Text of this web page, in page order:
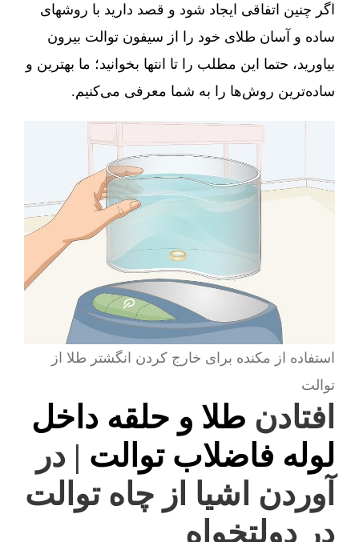
اگر چنین اتفاقی ایجاد شود و قصد دارید با روشهای
ساده و آسان طلای خود را از سیفون توالت بیرون
بیاورید، حتما این مطلب را تا انتها بخوانید؛ ما بهترین و
ساده‌ترین روش‌ها را به شما معرفی می‌کنیم.
استفاده از مکنده برای خارج کردن انگشتر طلا از
توالت
افتادن طلا و حلقه داخل
لوله فاضلاب توالت | در
آوردن اشیا از چاه توالت
در دولتخواه